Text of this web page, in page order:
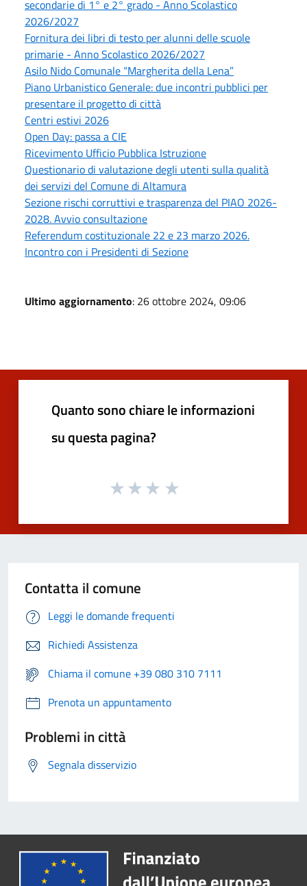
secondarie di 1° e 2° grado - Anno Scolastico
2026/2027
Fornitura dei libri di testo per alunni delle scuole
primarie - Anno Scolastico 2026/2027
Asilo Nido Comunale “Margherita della Lena”
Piano Urbanistico Generale: due incontri pubblici per
presentare il progetto di città
Centri estivi 2026
Open Day: passa a CIE
Ricevimento Ufficio Pubblica Istruzione
Questionario di valutazione degli utenti sulla qualità
dei servizi del Comune di Altamura
Sezione rischi corruttivi e trasparenza del PIAO 2026-
2028. Avvio consultazione
Referendum costituzionale 22 e 23 marzo 2026.
Incontro con i Presidenti di Sezione
Ultimo aggiornamento: 26 ottobre 2024, 09:06
Quanto sono chiare le informazioni
su questa pagina?
Contatta il comune
Leggi le domande frequenti
Richiedi Assistenza
Chiama il comune +39 080 310 7111
Prenota un appuntamento
Problemi in città
Segnala disservizio